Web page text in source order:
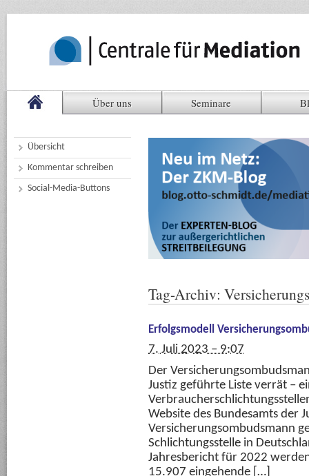
Über uns Seminare
Übersicht
Kommentar schreiben
Social-Media-Buttons
Tag-Archiv:
Erfolgsmodell
7. Juli 2023 – 9:07
Der
Justiz geführte Liste verrät –
Website des Bundesamts der
Versicherungsombudsmann
Schlichtungsstelle in
Jahresbericht für 2022
15.907 eingehende […]